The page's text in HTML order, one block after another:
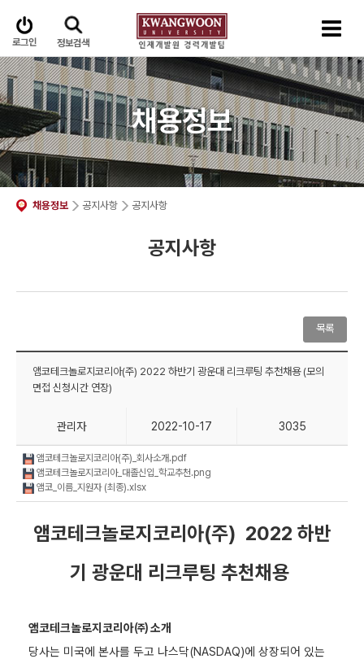
로그인 정보검색
채용정보
채용정보 공지사항 공지사항
공지사항
목록
앰코테크놀로지코리아(주) 2022 하반기 광운대 리크루팅 추천채용 (모의
면접 신청시간 연장)
관리자 2022-10-17 3035
앰코테크놀로지코리아(주)_회사소개.pdf
앰코테크놀로지코리아_대졸신입_학교추천.png
앰코_이름_지원자 (최종).xlsx
앰코테크놀로지코리아(주) 2022 하반
기 광운대 리크루팅 추천채용
앰코테크놀로지코리아㈜ 소개
당사는 미국에 본사를 두고 나스닥(NASDAQ)에 상장되어 있는